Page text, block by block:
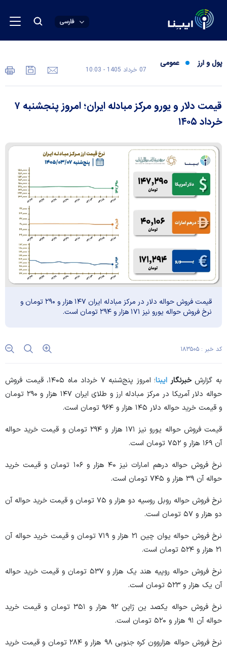
فارسی
پول و ارز عمومی
07 خرداد 1405 - 10:03
قیمت دلار و یورو مرکز مبادله ایران؛ امروز پنجشنبه ۷
خرداد ۱۴۰۵
قیمت فروش حواله دلار در مرکز مبادله ایران ۱۴۷ هزار و ۲۹۰ تومان و
نرخ فروش حواله یورو نیز ۱۷۱ هزار و ۲۹۴ تومان است.
کد خبر : ۱۸۳۵۰۵
به گزارشخبرنگار ایبنا
؛ امروز پنج‌شنبه ۷ خرداد ماه ۱۴۰۵، قیمت فروش
حواله دلار آمریکا در مرکز مبادله ارز و طلای ایران ۱۴۷ هزار و ۲۹۰ تومان
و قیمت خرید حواله دلار ۱۴۵ هزار و ۹۶۴ تومان است.
قیمت فروش حواله یورو نیز ۱۷۱ هزار و ۲۹۴ تومان و قیمت خرید حواله
آن ۱۶۹ هزار و ۷۵۲ تومان است.
نرخ فروش حواله درهم امارات نیز ۴۰ هزار و ۱۰۶ تومان و قیمت خرید
حواله آن ۳۹ هزار و ۷۴۵ تومان است.
نرخ فروش حواله روبل روسیه دو هزار و ۷۵ تومان و قیمت خرید حواله آن
دو هزار و ۵۷ تومان است.
نرخ فروش حواله یوان چین ۲۱ هزار و ۷۱۹ تومان و قیمت خرید حواله آن
۲۱ هزار و ۵۲۴ تومان است.
نرخ فروش حواله روپیه هند یک هزار و ۵۳۷ تومان و قیمت خرید حواله
آن یک هزار و ۵۲۳ تومان است.
نرخ فروش حواله یکصد ین ژاپن ۹۲ هزار و ۳۵۱ تومان و قیمت خرید
حواله آن ۹۱ هزار و ۵۲۰ تومان است.
نرخ فروش حواله هزاروون کره جنوبی ۹۸ هزار و ۲۸۴ تومان و قیمت خرید